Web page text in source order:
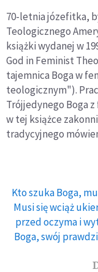
70-letnia józefitka,
Teologicznego
książki wydanej w
God in Feminist
tajemnica Boga w
teologicznym").
Trójjedynego Boga
w tej książce
tradycyjnego
Kto szuka Boga,
Musi się wciąż
przed oczyma i
Boga, swój